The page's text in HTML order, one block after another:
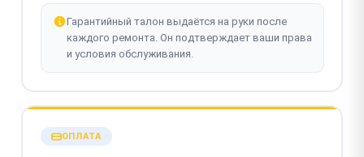
Гарантийный талон выдаётся на руки после
каждого ремонта. Он подтверждает ваши права
и условия обслуживания.
ОПЛАТА